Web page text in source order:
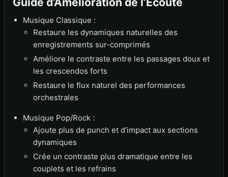
Musique Classique :
Restaure les dynamiques naturelles des
enregistrements sur-comprimés
Améliore le contraste entre les passages doux et
les crescendos forts
Restaure le flux naturel des performances
orchestrales
Musique Pop/Rock :
Ajoute plus de punch et d’impact aux sections
dynamiques
Crée un contraste plus dramatique entre les
couplets et les refrains